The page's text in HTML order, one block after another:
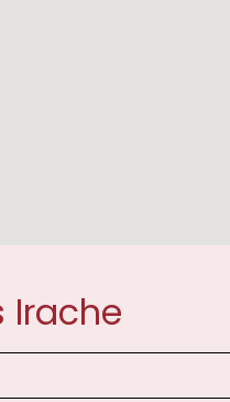
Irache